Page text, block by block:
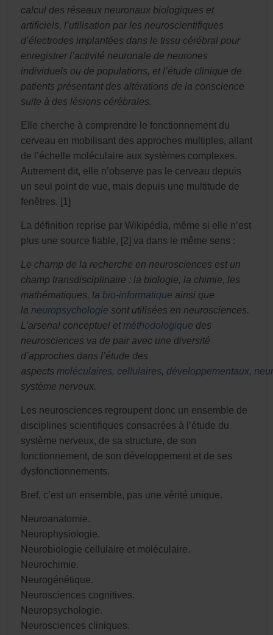
calcul des réseaux neuronaux biologiques et
artificiels, l’utilisation par les neuroscientifiques
d’électrodes implantées dans le tissu cérébral pour
enregistrer l’activité neuronale de neurones
individuels ou de populations, et l’étude clinique de
patients présentant des altérations de la conscience
suite à des lésions cérébrales.
Elle cherche à comprendre le fonctionnement du
cerveau en mobilisant des approches multiples, allant
de l’échelle moléculaire aux systèmes complexes.
Autrement dit, elle n’observe pas le cerveau depuis
un seul point de vue, mais depuis une multitude de
fenêtres. [1]
La définition reprise par Wikipédia, même si elle n’est
plus une source fiable, [2] va dans le même sens :
Le champ de la recherche en neurosciences est un
champ transdisciplinaire : la biologie, la chimie, les
mathématiques, la bio-informatique ainsi que
la neuropsychologie sont utilisées en neurosciences.
L’arsenal conceptuel et méthodologique des
neurosciences va de pair avec une diversité
d’approches dans l’étude des
aspects moléculaires, cellulaires, développementaux,
système nerveux.
Les neurosciences regroupent donc un ensemble de
disciplines scientifiques consacrées à l’étude du
système nerveux, de sa structure, de son
fonctionnement, de son développement et de ses
dysfonctionnements.
Bref, c’est un ensemble, pas une vérité unique.
Neuroanatomie.
Neurophysiologie.
Neurobiologie cellulaire et moléculaire.
Neurochimie.
Neurogénétique.
Neurosciences cognitives.
Neuropsychologie.
Neurosciences cliniques.